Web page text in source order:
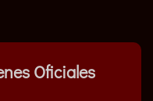
Oficiales